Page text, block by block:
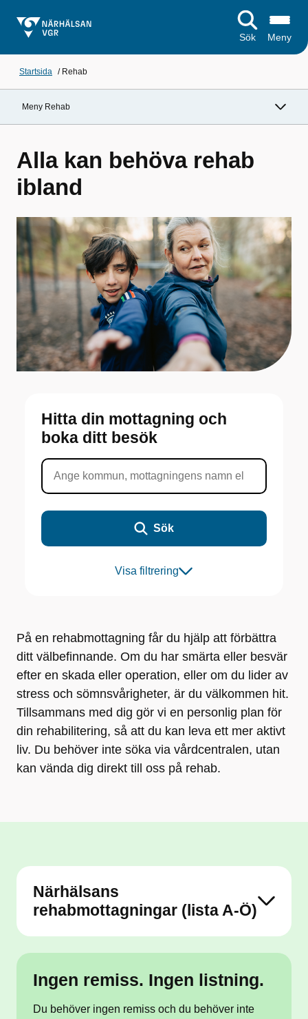
Sök Meny
Startsida / Rehab
Meny Rehab
Alla kan behöva rehab
ibland
Hitta din mottagning och
boka ditt besök
Sök
Visa filtrering
På en rehabmottagning får du hjälp att förbättra ​
ditt välbefinnande. Om du har smärta eller besvär
efter en skada eller operation, eller om du lider av
stress och sömnsvårigheter, är du välkommen hit.
Tillsammans med dig gör vi en personlig plan för
din rehabilitering, så att du kan leva ett mer aktivt
liv.​​ Du behöver inte söka via vårdcentralen, ​utan
kan vända dig direkt till oss på rehab.​
Närhälsans
rehabmottagningar (lista A-Ö)
Ingen remiss. Ingen listning.
Du behöver ingen remiss och du behöver inte